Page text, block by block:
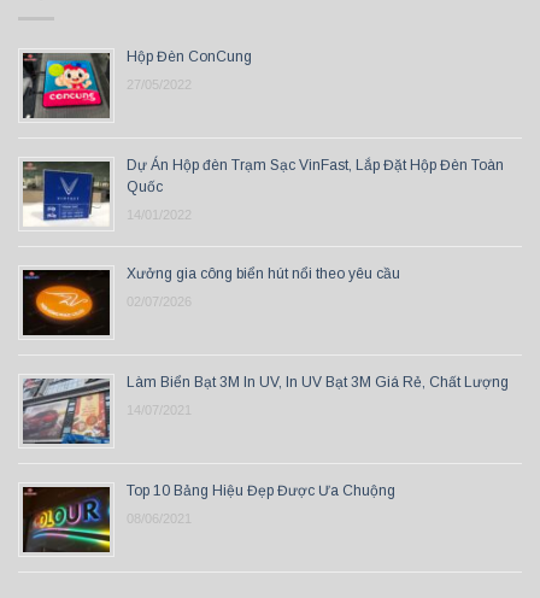
Hộp Đèn ConCung
27/05/2022
Dự Án Hộp đèn Trạm Sạc VinFast, Lắp Đặt Hộp Đèn Toàn
Quốc
14/01/2022
Xưởng gia công biển hút nổi theo yêu cầu
02/07/2026
Làm Biển Bạt 3M In UV, In UV Bạt 3M Giá Rẻ, Chất Lượng
14/07/2021
Top 10 Bảng Hiệu Đẹp Được Ưa Chuộng
08/06/2021